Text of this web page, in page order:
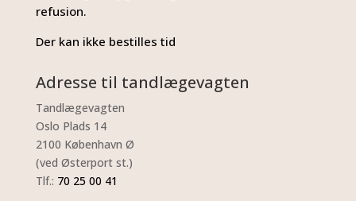
refusion.
Der kan ikke bestilles tid
Adresse til tandlægevagten
Tandlægevagten
Oslo Plads 14
2100 København Ø
(ved Østerport st.)
Tlf.: 70 25 00 41